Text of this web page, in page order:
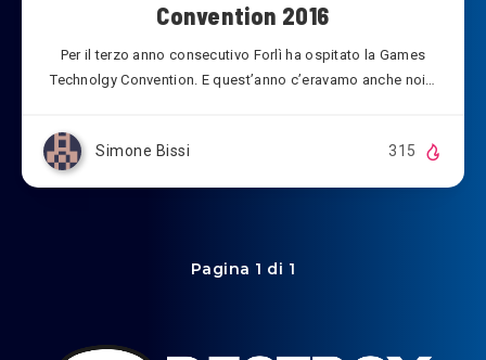
Convention 2016
Per il terzo anno consecutivo Forlì ha ospitato la Games
Technolgy Convention. E quest’anno c’eravamo anche noi…
Simone Bissi 315
Pagina 1 di 1